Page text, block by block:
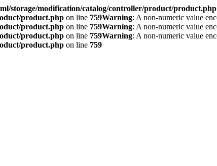
storage/modification/catalog/controller/product/product.php
product.php on line 759Warning: A non-numeric value
product.php on line 759Warning: A non-numeric value
product.php on line 759Warning: A non-numeric value
product.php on line 759